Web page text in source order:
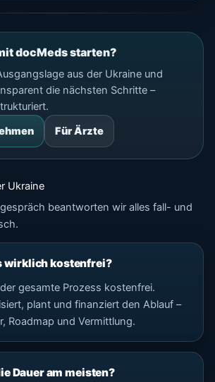
docMeds starten?
aus der Ukraine und
die nächsten Schritte –
Für Ärzte
Ukraine
beantworten wir alles fall- und
wirklich kostenfrei?
gesamte Prozess kostenfrei.
plant und finanziert den Ablauf –
Roadmap und Vermittlung.
Dauer am meisten?